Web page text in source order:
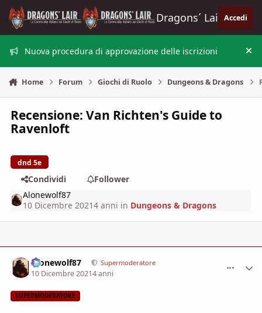
Vai al contenuto
Dragons´ Lair Accedi
Nuova procedura di approvazione delle iscrizioni
Home Forum Giochi di Ruolo Dungeons & Dragons
Recensione: Van Richten's Guide to
Ravenloft
dnd 5e
Condividi
Follower
Alonewolf87
10 Dicembre 20214 anni in Dungeons & Dragons
Alonewolf87 Supermoderatore
10 Dicembre 20214 anni
SUPERMODERATORE